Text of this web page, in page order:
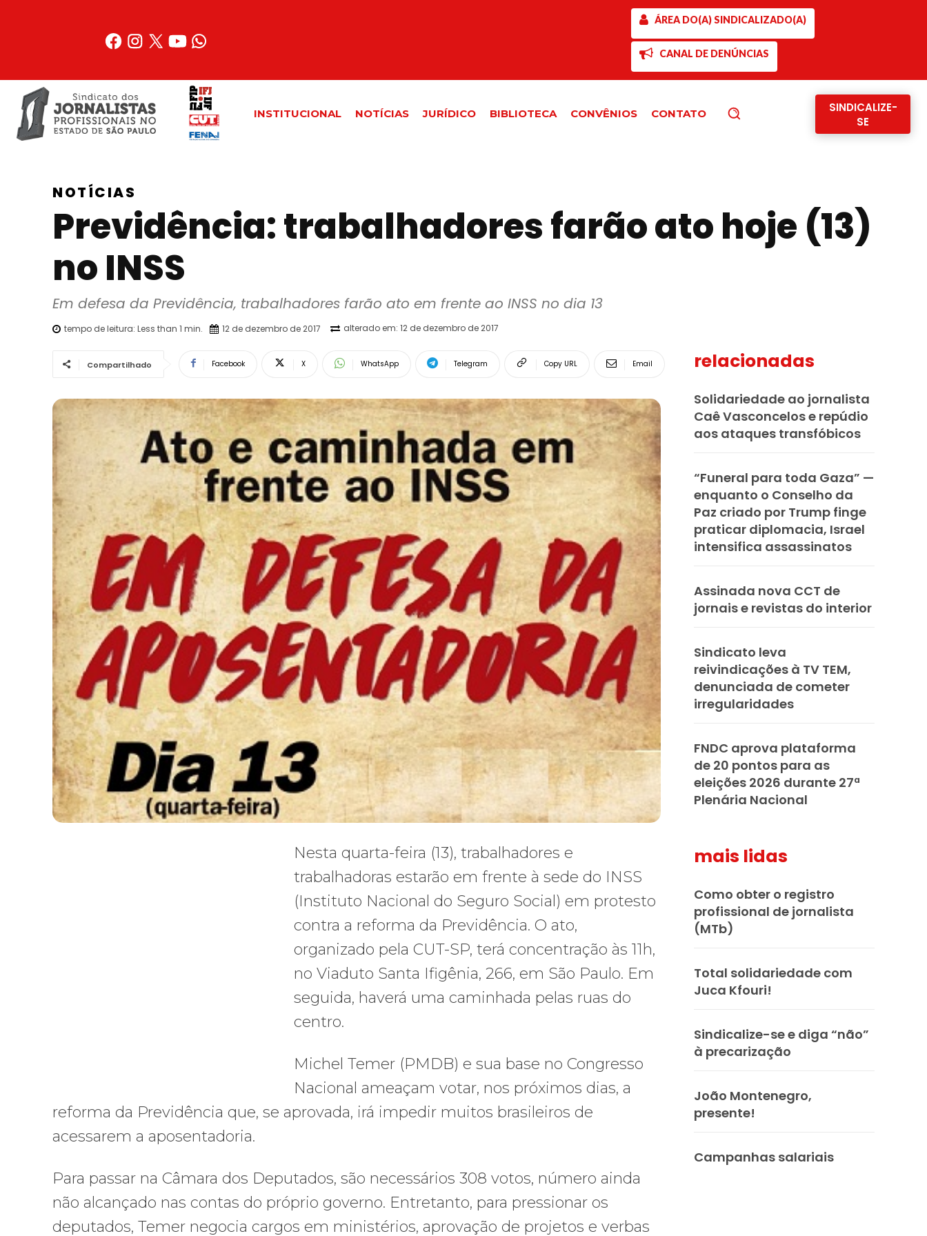
ÁREA DO(A) SINDICALIZADO(A)
CANAL DE DENÚNCIAS
INSTITUCIONAL NOTÍCIAS JURÍDICO BIBLIOTECA CONVÊNIOS CONTATO
SINDICALIZE-
SE
NOTÍCIAS
Previdência: trabalhadores farão ato hoje (13)
no INSS
Em defesa da Previdência, trabalhadores farão ato em frente ao INSS no dia 13
tempo de leitura: Less than 1 min. 12 de dezembro de 2017 alterado em: 12 de dezembro de 2017
Compartilhado Facebook X WhatsApp Telegram Copy URL Email
Nesta quarta-feira (13), trabalhadores e
trabalhadoras estarão em frente à sede do INSS
(Instituto Nacional do Seguro Social) em protesto
contra a reforma da Previdência. O ato,
organizado pela CUT-SP, terá concentração às 11h,
no Viaduto Santa Ifigênia, 266, em São Paulo. Em
seguida, haverá uma caminhada pelas ruas do
centro.
Michel Temer (PMDB) e sua base no Congresso
Nacional ameaçam votar, nos próximos dias, a
reforma da Previdência que, se aprovada, irá impedir muitos brasileiros de
acessarem a aposentadoria.
Para passar na Câmara dos Deputados, são necessários 308 votos, número ainda
não alcançado nas contas do próprio governo. Entretanto, para pressionar os
deputados, Temer negocia cargos em ministérios, aprovação de projetos e verbas
relacionadas
Solidariedade ao jornalista
Caê Vasconcelos e repúdio
aos ataques transfóbicos
“Funeral para toda Gaza” —
enquanto o Conselho da
Paz criado por Trump finge
praticar diplomacia, Israel
intensifica assassinatos
Assinada nova CCT de
jornais e revistas do interior
Sindicato leva
reivindicações à TV TEM,
denunciada de cometer
irregularidades
FNDC aprova plataforma
de 20 pontos para as
eleições 2026 durante 27ª
Plenária Nacional
mais lidas
Como obter o registro
profissional de jornalista
(MTb)
Total solidariedade com
Juca Kfouri!
Sindicalize-se e diga “não”
à precarização
João Montenegro,
presente!
Campanhas salariais